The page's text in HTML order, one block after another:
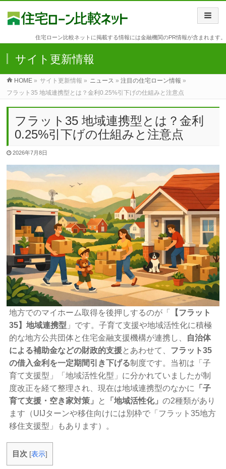
住宅ローン比較ネットに掲載する情報には金融機関のPR情報が含まれます。
サイト更新情報
HOME » サイト更新情報 » ニュース »注目の住宅ローン情報 »
フラット35 地域連携型とは？金利0.25%引下げの仕組みと注意点
フラット35 地域連携型とは？金利
0.25%引下げの仕組みと注意点
2026年7月8日
地方でのマイホーム取得を後押しするのが「
【フラット
35】地域連携型 」です。子育て支援や地域活性化に積極
的な地方公共団体と住宅金融支援機構が連携し、 自治体
による補助金などの財政的支援とあわせて、 フラット35
の借入金利を一定期間引き下げる制度です。当初は「子
育て支援型」「地域活性化型」に分かれていましたが制
度改正を経て整理され、現在は地域連携型のなかに
「子
育て支援・空き家対策」
と 「地域活性化」の2種類があり
ます（UIJターンや移住向けには別枠で「フラット35地方
移住支援型」もあります）。
目次 [表示]